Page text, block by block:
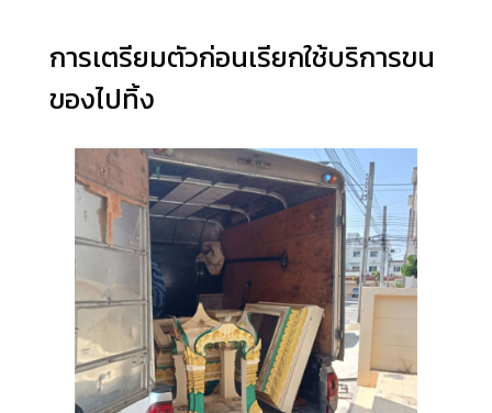
การเตรียมตัวก่อนเรียกใช้บริการขน
ของไปทิ้ง